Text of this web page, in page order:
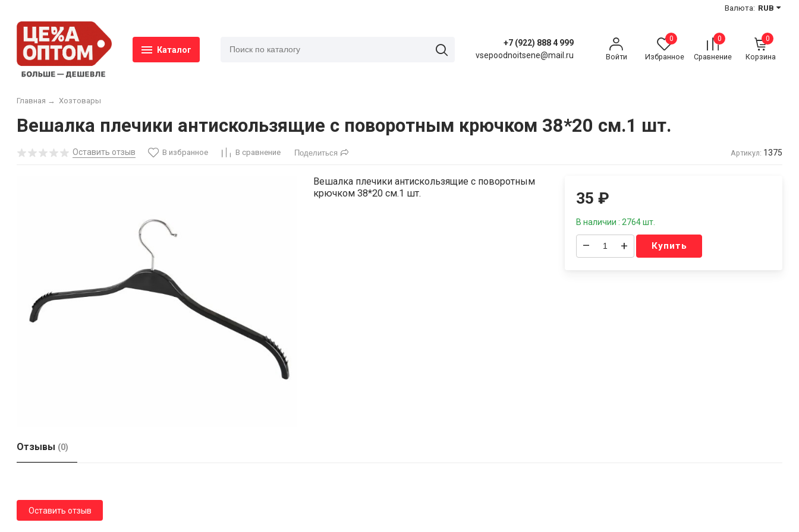
Валюта: RUB
Каталог
+7 (922) 888 4 999
vsepoodnoitsene@mail.ru
Войти
0
Избранное
0
Сравнение
0
Корзина
Главная → Хозтовары
Вешалка плечики антискользящие с поворотным крючком 38*20 см.1 шт.
Оставить отзыв В избранное В сравнение Поделиться Артикул: 1375
Вешалка плечики антискользящие с поворотным
крючком 38*20 см.1 шт.
35₽
В наличии : 2764 шт.
– + Купить
Отзывы (0)
Оставить отзыв